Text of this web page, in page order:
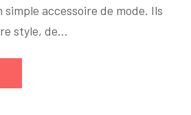
la
simple accessoire de mode. Ils
style, de…